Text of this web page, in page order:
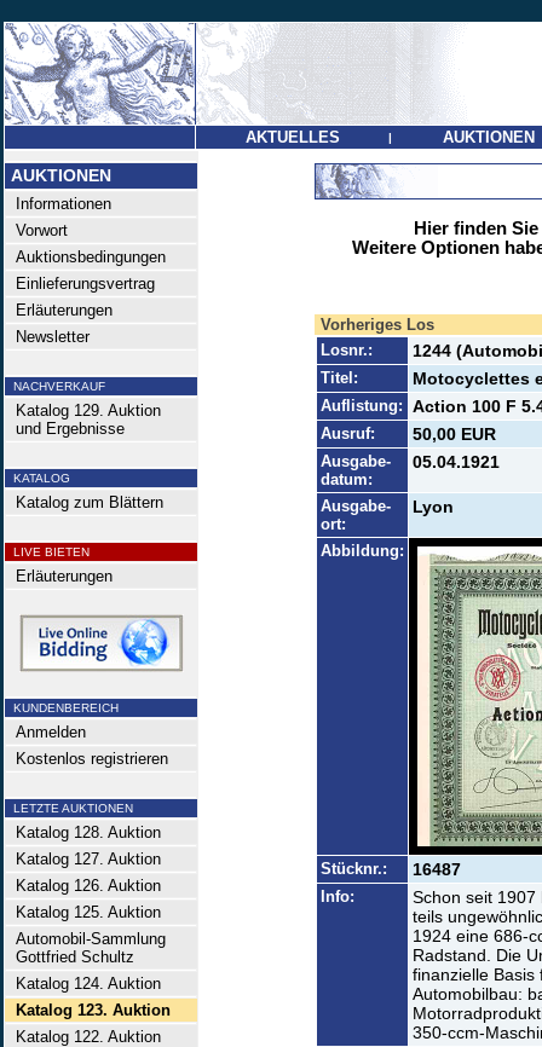
AKTUELLES | AUKTIONEN
AUKTIONEN
Informationen
Vorwort
Auktionsbedingungen
Einlieferungsvertrag
Erläuterungen
Newsletter
NACHVERKAUF
Katalog 129. Auktion
und Ergebnisse
KATALOG
Katalog zum Blättern
LIVE BIETEN
Erläuterungen
KUNDENBEREICH
Anmelden
Kostenlos registrieren
LETZTE AUKTIONEN
Katalog 128. Auktion
Katalog 127. Auktion
Katalog 126. Auktion
Katalog 125. Auktion
Automobil-Sammlung
Gottfried Schultz
Katalog 124. Auktion
Katalog 123. Auktion
Katalog 122. Auktion
Hier finden
Weitere Optionen
Vorheriges Los
Losnr.:
1244
Titel: Motocyclettes
Auflistung: Action 100 F
Ausruf: 50,00 EUR
Ausgabe-
datum:
05.04.1921
Ausgabe-
ort:
Lyon
Abbildung:
Stücknr.: 16487
Info:
Schon seit 1907
teils
1924 eine 686-
Radstand. Die
finanzielle Basis
Automobilbau:
350-ccm-